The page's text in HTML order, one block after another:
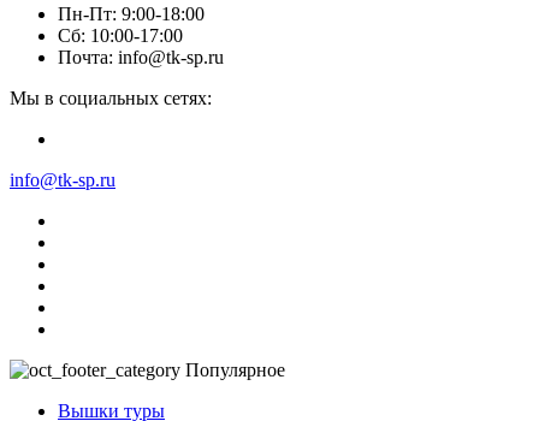
Пн-Пт: 9:00-18:00
Сб: 10:00-17:00
Почта: info@tk-sp.ru
Мы в социальных сетях:
info@tk-sp.ru
Популярное
Вышки туры